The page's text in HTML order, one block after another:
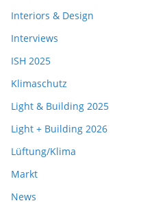
Interiors & Design
Interviews
ISH 2025
Klimaschutz
Light & Building 2025
Light + Building 2026
Lüftung/Klima
Markt
News